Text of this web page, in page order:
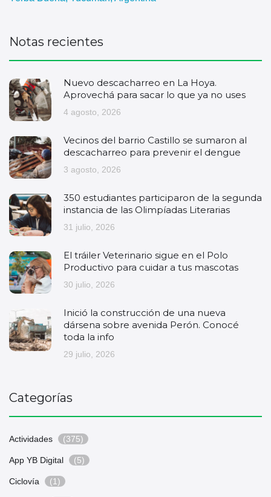
Notas recientes
Nuevo descacharreo en La Hoya.
Aprovechá para sacar lo que ya no uses
4 agosto, 2026
Vecinos del barrio Castillo se sumaron al
descacharreo para prevenir el dengue
3 agosto, 2026
350 estudiantes participaron de la segunda
instancia de las Olimpíadas Literarias
31 julio, 2026
El tráiler Veterinario sigue en el Polo
Productivo para cuidar a tus mascotas
30 julio, 2026
Inició la construcción de una nueva
dársena sobre avenida Perón. Conocé
toda la info
29 julio, 2026
Categorías
Actividades (375)
App YB Digital (5)
Ciclovía (1)